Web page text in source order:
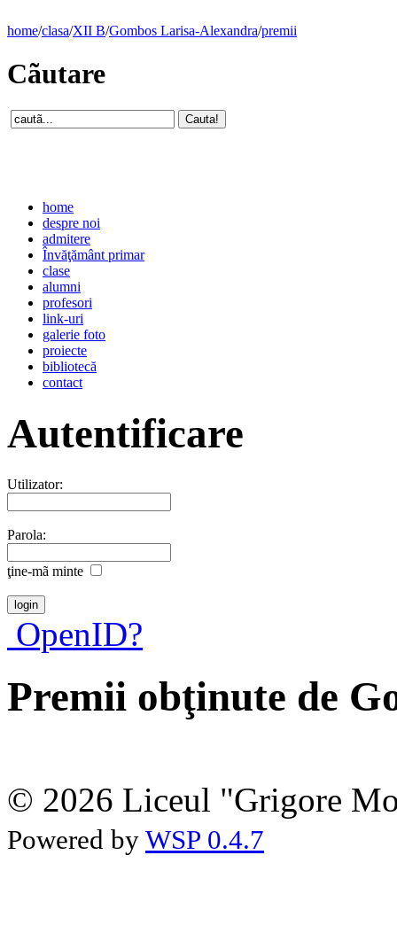
home/clasa/XII B/Gombos Larisa-Alexandra/premii
Cãutare
home
despre noi
admitere
Învăţământ primar
clase
alumni
profesori
link-uri
galerie foto
proiecte
bibliotecă
contact
Autentificare
Utilizator:
Parola:
ţine-mã minte
OpenID?
Premii obţinute de
© 2026 Liceul "Grigore
Powered by WSP 0.4.7